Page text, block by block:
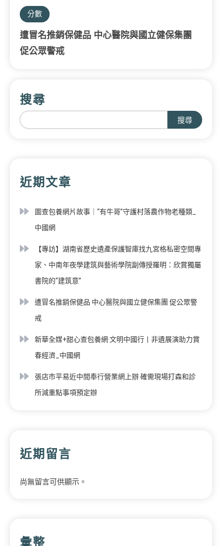
分數
遭冒名推銷保健品 中心醫院與國立健保集團
促公眾警戒
搜尋
搜尋
近期文章
圖查包養網片故事｜“有牛哥”守護村落農作物老種類_
中國網
【專訪】湖南省歷史遺產保護智庫找九宮格私密空間專
家、中南年夜學建筑與藝術學院副傳授羅明：欣賞獨屬
書院的“建筑意”
遭冒名推銷保健品 中心醫院與國立健保集團 促公眾警
戒
新華全媒+甜心查包養網·文明中國行丨非遺展演助力賞
春經濟_中國網
張店市平易近中間奉行營業網上辦 確需現場打森和診
所減重點事項預定辦
近期留言
尚無留言可供顯示。
彙整